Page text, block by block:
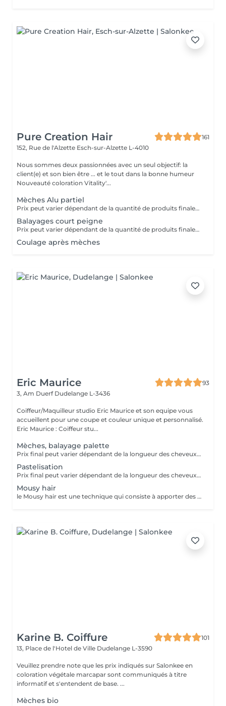
Pure Creation Hair
161
152, Rue de l'Alzette Esch-sur-Alzette L-4010
Nous sommes deux passionnées avec un seul objectif: la
client(e) et son bien être ... et le tout dans la bonne humeur
Nouveauté coloration Vitality'...
Mèches Alu partiel
Prix peut varier dépendant de la quantité de produits finalement utilisées.
Balayages court peigne
Prix peut varier dépendant de la quantité de produits finalement utilisées.
Coulage après mèches
Eric Maurice
93
3, Am Duerf Dudelange L-3436
Coiffeur/Maquilleur studio Eric Maurice et son equipe vous
accueillent pour une coupe et couleur unique et personnalisé.
Eric Maurice : Coiffeur stu...
Mèches, balayage palette
Prix final peut varier dépendant de la longueur des cheveux et de la quantité de produits finalement utilisées.
Pastelisation
Prix final peut varier dépendant de la longueur des cheveux et de la quantité de produits finalement utilisées.
Mousy hair
le Mousy hair est une technique qui consiste à apporter des reflets très légers à la chevelure pour lui donner un éclat délicat. Semblable à un effet flash, le Mousy hair permet d'éclaircir en douceur les longueurs, tout en restant au plus près de sa couleur de cheveux naturelle. Déjà adopté par les stars, comme Kim Kardashian, Kylie Jenner et Jennifer Lopez, le Mousy hair est la nouvelle coloration capillaire qui va détrôner le classique balayage.
Karine B. Coiffure
101
13, Place de l'Hotel de Ville Dudelange L-3590
Veuillez prendre note que les prix indiqués sur Salonkee en
coloration végétale marcapar sont communiqués à titre
informatif et s'entendent de base. ...
Mèches bio